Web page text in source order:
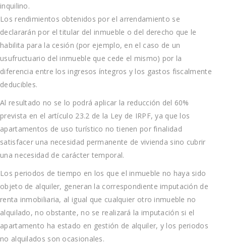
inquilino.
Los rendimientos obtenidos por el arrendamiento se
declararán por el titular del inmueble o del derecho que le
habilita para la cesión (por ejemplo, en el caso de un
usufructuario del inmueble que cede el mismo) por la
diferencia entre los ingresos íntegros y los gastos fiscalmente
deducibles.
Al resultado no se lo podrá aplicar la reducción del 60%
prevista en el artículo 23.2 de la Ley de IRPF, ya que los
apartamentos de uso turístico no tienen por finalidad
satisfacer una necesidad permanente de vivienda sino cubrir
una necesidad de carácter temporal.
Los periodos de tiempo en los que el inmueble no haya sido
objeto de alquiler, generan la correspondiente imputación de
renta inmobiliaria, al igual que cualquier otro inmueble no
alquilado, no obstante, no se realizará la imputación si el
apartamento ha estado en gestión de alquiler, y los periodos
no alquilados son ocasionales.